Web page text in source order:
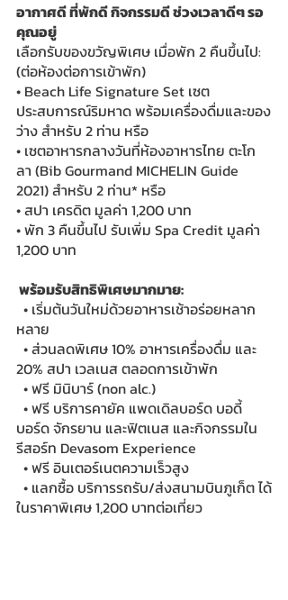
อากาศดี ที่พักดี กิจกรรมดี ช่วงเวลาดีๆ รอ
คุณอยู่
เลือกรับของขวัญพิเศษ เมื่อพัก 2 คืนขึ้นไป:
(ต่อห้องต่อการเข้าพัก)
• Beach Life Signature Set เซต
ประสบการณ์ริมหาด พร้อมเครื่องดื่มและของ
ว่าง สำหรับ 2 ท่าน หรือ
• เซตอาหารกลางวันที่ห้องอาหารไทย ตะโก
ลา (Bib Gourmand MICHELIN Guide
2021) สำหรับ 2 ท่าน* หรือ
• สปา เครดิต มูลค่า 1,200 บาท
• พัก 3 คืนขึ้นไป รับเพิ่ม Spa Credit มูลค่า
1,200 บาท
️ พร้อมรับสิทธิพิเศษมากมาย:
หลาย
20% สปา เวลเนส ตลอดการเข้าพัก
  • ฟรี มินิบาร์ (non alc.)
บอร์ด จักรยาน และฟิตเนส และกิจกรรมใน
รีสอร์ท Devasom Experience
  • ฟรี อินเตอร์เนตความเร็วสูง
ในราคาพิเศษ 1,200 บาทต่อเที่ยว